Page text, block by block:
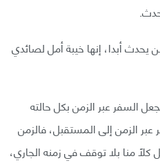
يحدث أبدا، إنها خيبة أمل لصائدي
السفر عبر الزمن بكل حالته
عبر الزمن إلى المستقبل، فالزمن
كلًا منا بلا توقف في زمنه الجاري،